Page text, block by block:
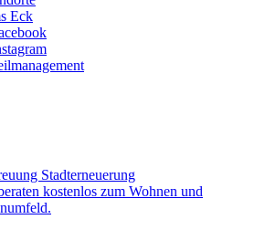
Eck
Stadterneuerung
kostenlos zum Wohnen und